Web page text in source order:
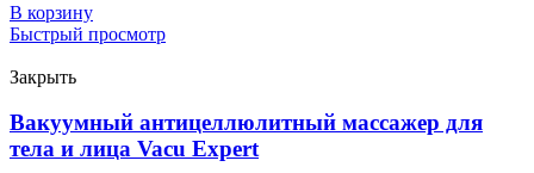
В корзину
Быстрый просмотр
Закрыть
Вакуумный антицеллюлитный массажер для
тела и лица Vacu Expert